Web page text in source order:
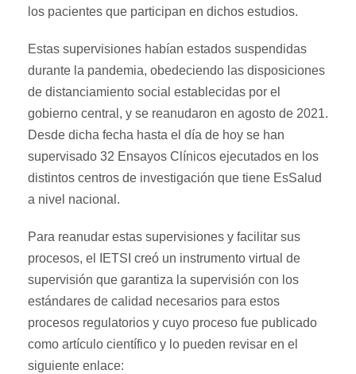
los pacientes que participan en dichos estudios.
Estas supervisiones habían estados suspendidas
durante la pandemia, obedeciendo las disposiciones
de distanciamiento social establecidas por el
gobierno central, y se reanudaron en agosto de 2021.
Desde dicha fecha hasta el día de hoy se han
supervisado 32 Ensayos Clínicos ejecutados en los
distintos centros de investigación que tiene EsSalud
a nivel nacional.
Para reanudar estas supervisiones y facilitar sus
procesos, el IETSI creó un instrumento virtual de
supervisión que garantiza la supervisión con los
estándares de calidad necesarios para estos
procesos regulatorios y cuyo proceso fue publicado
como artículo científico y lo pueden revisar en el
siguiente enlace: